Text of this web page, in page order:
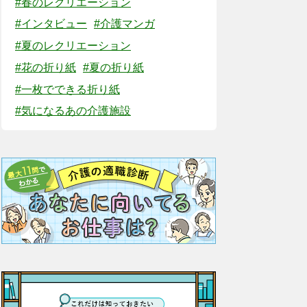
#インタビュー
#介護マンガ
#夏のレクリエーション
#花の折り紙 #夏の折り紙
#一枚でできる折り紙
#気になるあの介護施設